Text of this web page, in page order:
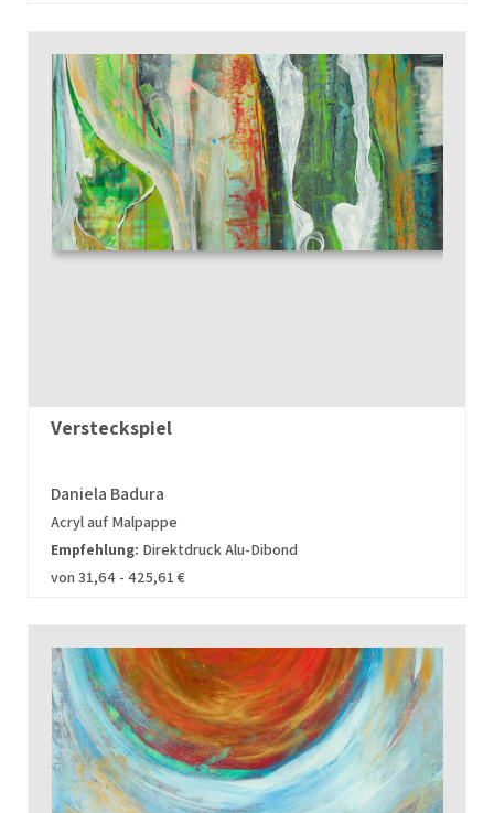
Versteckspiel
Daniela Badura
Acryl auf Malpappe
Empfehlung: Direktdruck Alu-Dibond
von 31,64 - 425,61 €